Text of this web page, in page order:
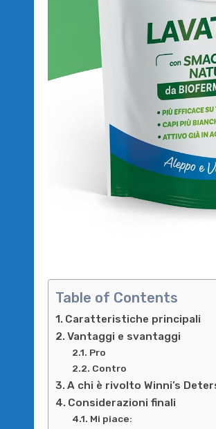
Table of Contents
Caratteristiche principali
Vantaggi e svantaggi
Pro
Contro
A chi è rivolto Winni’s
Considerazioni finali
Mi piace: